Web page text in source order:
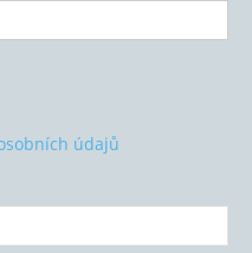
údajů